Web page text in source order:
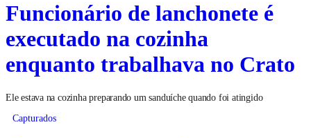
Funcionário de lanchonete é
executado na cozinha
enquanto trabalhava no Crato
Ele estava na cozinha preparando um sanduíche quando foi atingido
Capturados